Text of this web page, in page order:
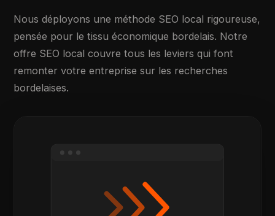
Nous déployons une méthode SEO local rigoureuse,
pensée pour le tissu économique bordelais. Notre
offre SEO local couvre tous les leviers qui font
remonter votre entreprise sur les recherches
bordelaises.